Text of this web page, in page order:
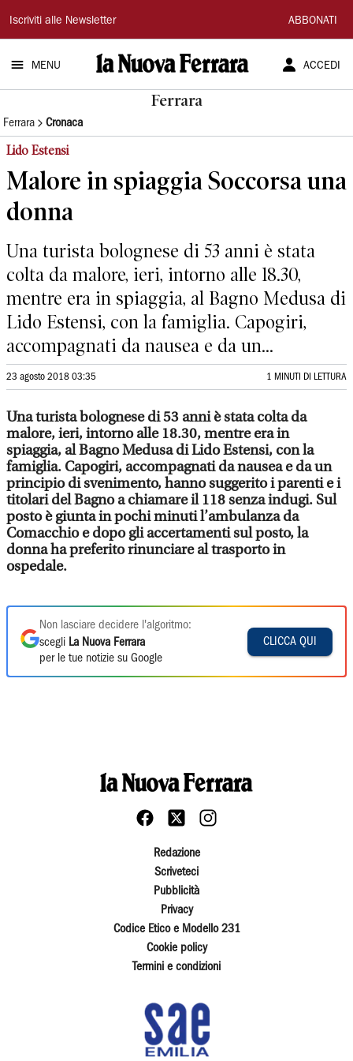
La
Nuova
Ferrara
Iscriviti alle Newsletter ABBONATI
MENU ACCEDI
Ferrara
Ferrara Cronaca
Lido Estensi
Malore in spiaggia Soccorsa una
donna
Una turista bolognese di 53 anni è stata
colta da malore, ieri, intorno alle 18.30,
mentre era in spiaggia, al Bagno Medusa di
Lido Estensi, con la famiglia. Capogiri,
accompagnati da nausea e da un...
23 agosto 2018 03:35 1 MINUTI DI LETTURA
Una turista bolognese di 53 anni è stata colta da
malore, ieri, intorno alle 18.30, mentre era in
spiaggia, al Bagno Medusa di Lido Estensi, con la
famiglia. Capogiri, accompagnati da nausea e da un
principio di svenimento, hanno suggerito i parenti e i
titolari del Bagno a chiamare il 118 senza indugi. Sul
posto è giunta in pochi minuti l’ambulanza da
Comacchio e dopo gli accertamenti sul posto, la
donna ha preferito rinunciare al trasporto in
ospedale.
Non lasciare decidere l'algoritmo:
scegli La Nuova Ferrara
per le tue notizie su Google
CLICCA QUI
Redazione
Scriveteci
Pubblicità
Privacy
Codice Etico e Modello 231
Cookie policy
Termini e condizioni